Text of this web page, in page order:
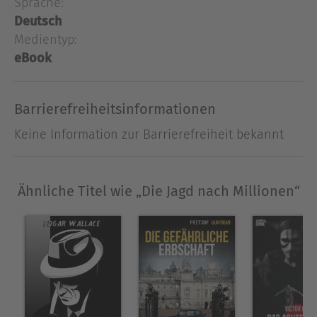
ist der umtriebige Verbrecher "Engel" mit seinen
Gehilfen, der mit aller Macht und allen Mitteln
versucht in den Besitz des Schatzes zu gelangen...
Deutsch
Medientyp:
eBook
Barrierefreiheitsinformationen
Keine Information zur Barrierefreiheit bekannt
Ähnliche Titel wie „Die Jagd nach Millionen“